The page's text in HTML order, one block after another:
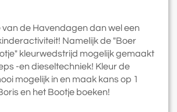
van de Havendagen dan wel een
Namelijk de "Boer
kleurwedstrijd mogelijk gemaakt
-en dieseltechniek! Kleur de
mogelijk in en maak kans op 1
en het Bootje boeken!